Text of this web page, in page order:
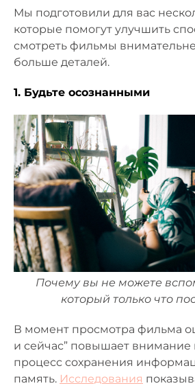
Мы подготовили для вас
которые помогут улучшить
смотреть фильмы
больше деталей.
1. Будьте осознанными
Почему вы не можете
который только что
В момент просмотра фильма
и сейчас” повышает внимание
процесс сохранения
память. Исследования